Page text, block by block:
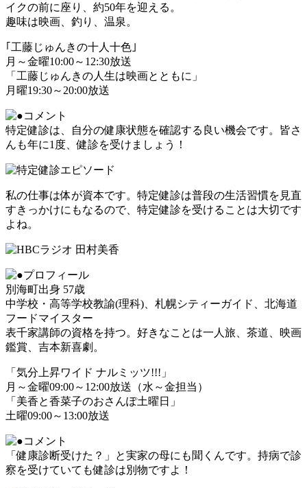
イクの前に座り、約50年を迎える。
趣味は映画、釣り、温泉。
｢工藤じゅんきの十人十色｣
月～金曜10:00～12:30放送
「工藤じゅんきの人生は映画とともに」
月曜19:30～20:00放送
特定健診は、自分の健康状態を確認する良い機会です。皆さ
んも年に1度、健診を受けましょう！
私の仕事は体が資本です。特定健診は普段の生活習慣を見直
すきっかけにもなるので、特定健診を受けることは大切です
よね。
別海町出身 57歳
中学校・高等学校教諭(理科)、札幌シティーガイド、北海道
フードマイスター
表千家講師の資格を持つ。好きなことは一人旅、茶道、映画
鑑賞、吉本新喜劇。
「気分上昇ワイド ナルミッツ!!!」
月～金曜09:00～12:00放送（水～金担当）
「美香と香菜子のおさんぽ土曜日」
土曜09:00～13:00放送
「健康診断受けた？」と実家の母にも聞くんです。持病で診
察を受けていても健診は別物ですよ！